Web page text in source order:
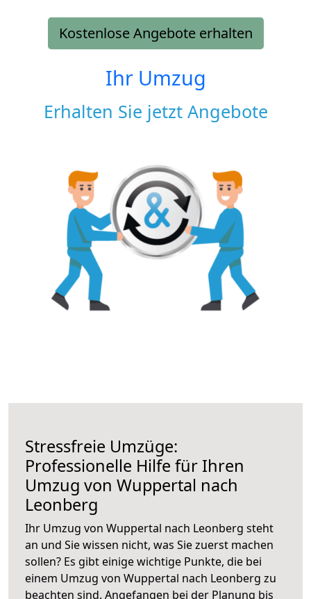
Kostenlose Angebote erhalten
Ihr Umzug
Erhalten Sie jetzt Angebote
Stressfreie Umzüge:
Professionelle Hilfe für Ihren
Umzug von Wuppertal nach
Leonberg
Ihr Umzug von Wuppertal nach Leonberg steht
an und Sie wissen nicht, was Sie zuerst machen
sollen? Es gibt einige wichtige Punkte, die bei
einem Umzug von Wuppertal nach Leonberg zu
beachten sind. Angefangen bei der Planung bis